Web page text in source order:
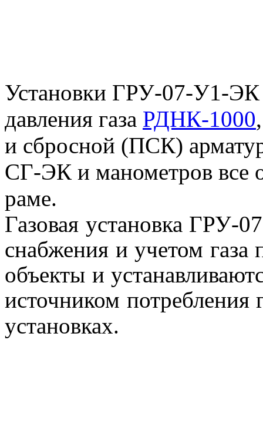
Установки ГРУ-07-У1-ЭК
давления газа РДНК-1000
и сбросной (ПСК)
СГ-ЭК и манометров все
раме.
Газовая установка ГРУ-
снабжения и учетом
объекты и
источником потребления
установках.